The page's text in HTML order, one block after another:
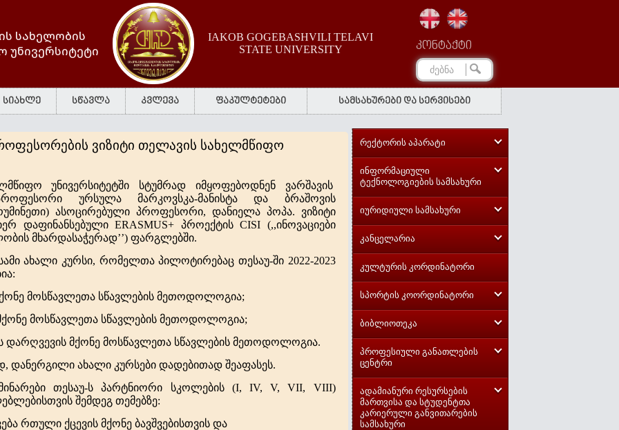
სახელობის
უნივერსიტეტი
IAKOB GOGEBASHVILI TELAVI
STATE UNIVERSITY
კონტაქტი
სიახლე სწავლა კვლევა ფაკულტეტები სამსახურები და სერვისები
ვიზიტი თელავის სახელმწიფო
უნივერსიტეტში სტუმრად იმყოფებოდნენ ვარშავის
ურსულა მარკოვსკა-მანისტა და ბრაშოვის
ასოცირებული პროფესორი, დანიელა პოპა. ვიზიტი
დაფინანსებულიERASMUS+ პროექტისCISI (,,ინოვაციები
მხარდასაჭერად’’) ფარგლებში.
ახალი კურსი, რომელთა პილოტირებაც თესაუ-ში 2022-2023
მოსწავლეთა სწავლების მეთოდოლოგია;
მოსწავლეთა სწავლების მეთოდოლოგია;
დარღვევის მქონე მოსწავლეთა სწავლების მეთოდოლოგია.
დანერგილი ახალი კურსები დადებითად შეაფასეს.
თესაუ-ს პარტნიორი სკოლების (I, IV, V, VII, VIII)
შემდეგ თემებზე:
რთული ქცევის მქონე ბავშვებისთვის და
რექტორის აპარატი
ინფორმაციული
ტექნოლოგიების სამსახური
იურიდიული სამსახური
კანცელარია
კულტურის კორდინატორი
სპორტის კოორდინატორი
ბიბლიოთეკა
პროფესიული განათლების
ცენტრი
ადამიანური რესურსების
მართვისა და სტუდენტთა
კარიერული განვითარების
სამსახური